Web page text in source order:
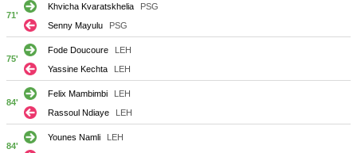
71'
Khvicha Kvaratskhelia
PSG
Senny Mayulu
PSG
75'
Fode Doucoure
LEH
Yassine Kechta
LEH
84'
Felix Mambimbi
LEH
Rassoul Ndiaye
LEH
84'
Younes Namli
LEH